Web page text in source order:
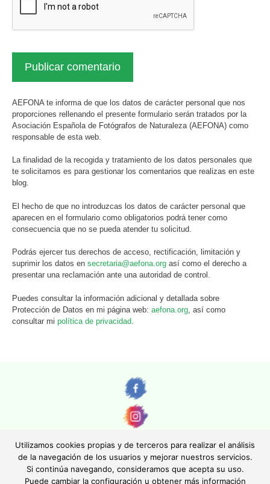
AEFONA te informa de que los datos de carácter personal que nos
proporciones rellenando el presente formulario serán tratados por la
Asociación Española de Fotógrafos de Naturaleza (AEFONA) como
responsable de esta web.
La finalidad de la recogida y tratamiento de los datos personales que
te solicitamos es para gestionar los comentarios que realizas en este
blog.
El hecho de que no introduzcas los datos de carácter personal que
aparecen en el formulario como obligatorios podrá tener como
consecuencia que no se pueda atender tu solicitud.
Podrás ejercer tus derechos de acceso, rectificación, limitación y
suprimir los datos en secretaria@aefona.org así como el derecho a
presentar una reclamación ante una autoridad de control.
Puedes consultar la información adicional y detallada sobre
Protección de Datos en mi página web: aefona.org , así como
consultar mi política de privacidad
© AEFONA 2011- 2026 | Todas las imágenes y textos son propiedad de sus
Utilizamos cookies propias y de terceros para realizar el análisis
de la navegación de los usuarios y mejorar nuestros servicios.
Si continúa navegando, consideramos que acepta su uso.
Puede cambiar la configuración u obtener más información